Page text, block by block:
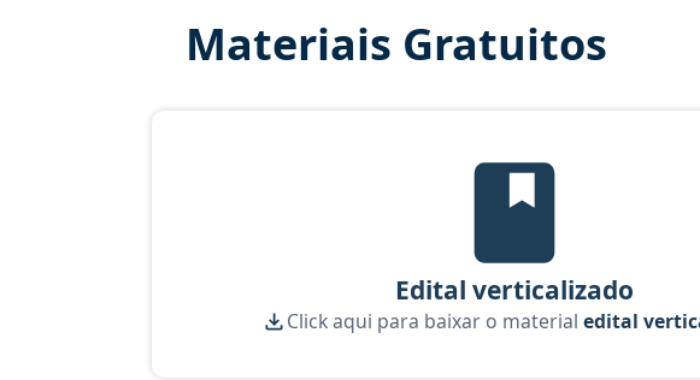
Materiais Gratuitos
Edital Verticalizado,
Edital verticalizado
Click aqui para baixar o material edital